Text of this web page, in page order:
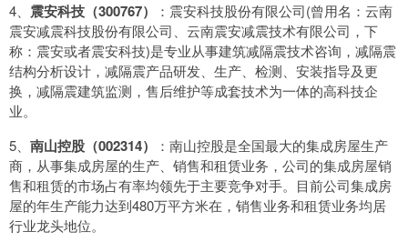
4、 震安科技（300767）
：震安科技股份有限公司(曾用名：云南
震安减震科技股份有限公司、云南震安减震技术有限公司，下
称：震安或者震安科技)是专业从事建筑减隔震技术咨询，减隔震
结构分析设计，减隔震产品研发、生产、检测、安装指导及更
换，减隔震建筑监测，售后维护等成套技术为一体的高科技企
业。
5、 南山控股（002314）
：南山控股是全国最大的集成房屋生产
商，从事集成房屋的生产、销售和租赁业务，公司的集成房屋销
售和租赁的市场占有率均领先于主要竞争对手。目前公司集成房
屋的年生产能力达到480万平方米在，销售业务和租赁业务均居
行业龙头地位。